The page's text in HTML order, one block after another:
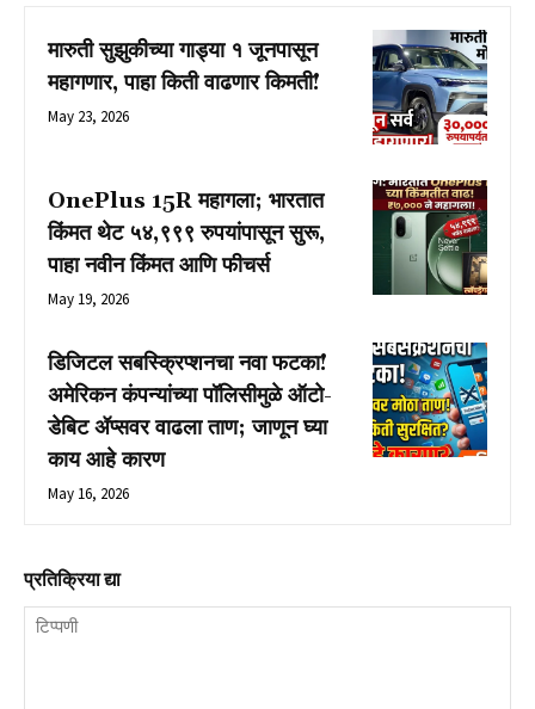
मारुती सुझुकीच्या गाड्या १ जूनपासून
महागणार, पाहा किती वाढणार किमती!
May 23, 2026
OnePlus 15R महागला; भारतात
किंमत थेट ५४,९९९ रुपयांपासून सुरू,
पाहा नवीन किंमत आणि फीचर्स
May 19, 2026
डिजिटल सबस्क्रिप्शनचा नवा फटका!
अमेरिकन कंपन्यांच्या पॉलिसीमुळे ऑटो-
डेबिट ॲप्सवर वाढला ताण; जाणून घ्या
काय आहे कारण
May 16, 2026
प्रतिक्रिया द्या